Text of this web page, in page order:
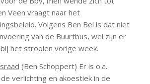
Veen vraagt naar het
Volgens Ben Bel is dat niet
van de Buurtbus, wel zijn er
het strooien vorige week.
(Ben Schoppert) Er is o.a.
verlichting en akoestiek in de